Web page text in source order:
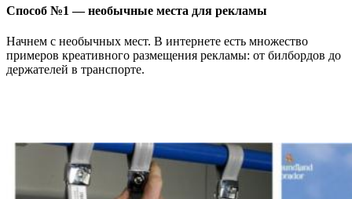
Способ №1 — необычные места для рекламы
Начнем с необычных мест. В интернете есть множество
примеров креативного размещения рекламы: от билбордов до
держателей в транспорте.